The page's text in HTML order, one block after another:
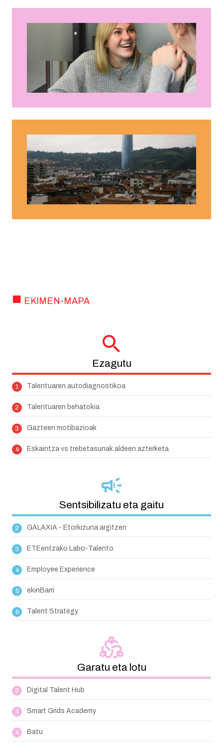
EKIMEN-MAPA
Ezagutu
Talentuaren autodiagnostikoa
Talentuaren behatokia
Gazteen motibazioak
Eskaintza vs trebetasunak aldeen azterketa
Sentsibilizatu eta gaitu
GALAXIA - Etorkizuna argitzen
ETEentzako Labo-Talento
Employee Experience
ekinBarri
Talent Strategy
Garatu eta lotu
Digital Talent Hub
Smart Grids Academy
Batu